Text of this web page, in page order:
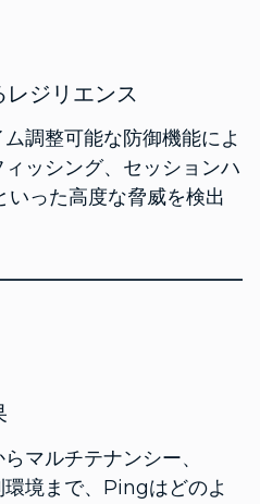
ジリエンス
調整可能な防御機能によ
ッシング、セッションハ
った高度な脅威を検出
マルチテナンシー、
境まで、Pingはどのよ